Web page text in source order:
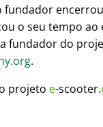
fundador
o seu tempo ao
fundador do
.
projeto e-scooter.